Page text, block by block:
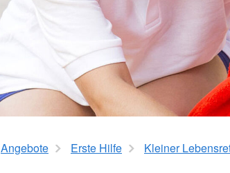
Kita Dünennest
Kita Villa Kunterbunt
Kita Regenbogenland
Kita Vosseberg
Kita Nautilus
Kita Zauberwald
Angebote Erste Hilfe Kleiner